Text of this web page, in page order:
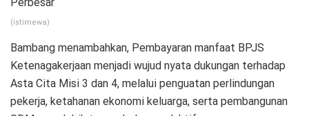
Perbesar
(istimewa)
Bambang menambahkan, Pembayaran manfaat BPJS
Ketenagakerjaan menjadi wujud nyata dukungan terhadap
Asta Cita Misi 3 dan 4, melalui penguatan perlindungan
pekerja, ketahanan ekonomi keluarga, serta pembangunan